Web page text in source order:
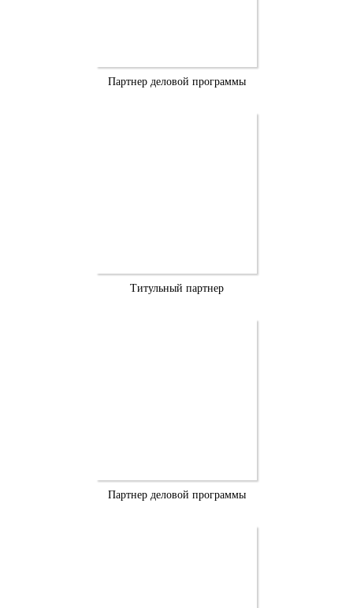
Партнер деловой программы
Титульный партнер
Партнер деловой программы